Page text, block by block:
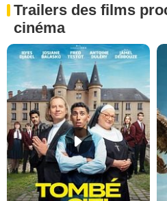
Trailers des films
cinéma